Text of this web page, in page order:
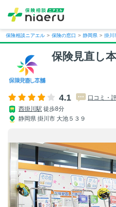
保険相談ニアエル > 保険の窓口 > 静岡県 > 掛川
保険見直し
4.1
口コミ・
西掛川駅 徒歩8分
静岡県 掛川市 大池５３９